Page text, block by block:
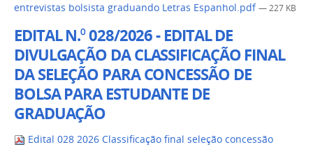
entrevistas bolsista graduando Letras Espanhol.pdf — 227 KB
EDITAL N.⁰ 028/2026 - EDITAL DE
DIVULGAÇÃO DA CLASSIFICAÇÃO FINAL
DA SELEÇÃO PARA CONCESSÃO DE
BOLSA PARA ESTUDANTE DE
GRADUAÇÃO
Edital 028 2026 Classificação final seleção concessão